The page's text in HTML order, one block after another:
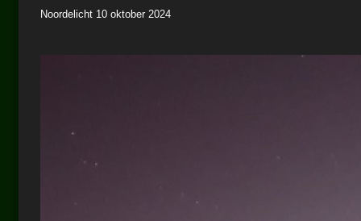
Noordelicht 10 oktober 2024